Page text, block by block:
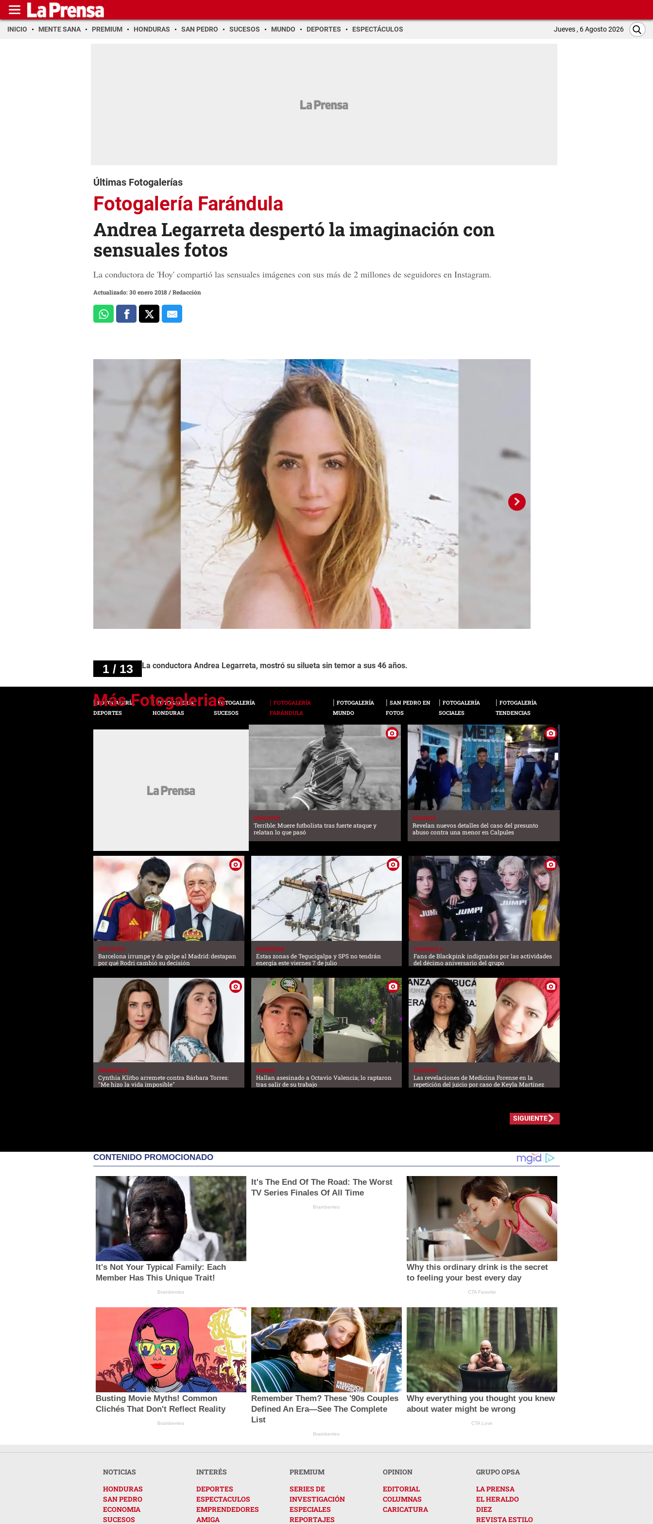
INICIO MENTE SANA PREMIUM HONDURAS SAN PEDRO SUCESOS MUNDO DEPORTES ESPECTÁCULOS Jueves , 6 Agosto 2026
Últimas Fotogalerías
Fotogalería Farándula
Andrea Legarreta despertó la imaginación con
sensuales fotos
La conductora de 'Hoy' compartió las sensuales imágenes con sus más de 2 millones de seguidores en Instagram.
Actualizado: 30 enero 2018/Redacción
1 / 13 La conductora Andrea Legarreta, mostró su silueta sin temor a sus 46 años.
FOTOGALERÍA
DEPORTES
FOTOGALERÍA
HONDURAS
FOTOGALERÍA
SUCESOS
FOTOGALERÍA
FARÁNDULA
FOTOGALERÍA
MUNDO
SAN PEDRO EN
FOTOS
FOTOGALERÍA
SOCIALES
FOTOGALERÍA
TENDENCIAS
DEPORTES
Terrible: Muere futbolista tras fuerte ataque y
relatan lo que pasó
SUCESOS
Revelan nuevos detalles del caso del presunto
abuso contra una menor en Calpules
DEPORTES
Barcelona irrumpe y da golpe al Madrid: destapan
por qué Rodri cambió su decisión
HONDURAS
Estas zonas de Tegucigalpa y SPS no tendrán
energía este viernes 7 de julio
FARANDULA
Fans de Blackpink indignados por las actividades
del décimo aniversario del grupo
FARANDULA
Cynthia Klitbo arremete contra Bárbara Torres:
"Me hizo la vida imposible"
MUNDO
Hallan asesinado a Octavio Valencia; lo raptaron
tras salir de su trabajo
SUCESOS
Las revelaciones de Medicina Forense en la
repetición del juicio por caso de Keyla Martínez
SIGUIENTE
CONTENIDO PROMOCIONADO
It's Not Your Typical Family: Each
Member Has This Unique Trait!
Brainberries
It's The End Of The Road: The Worst
TV Series Finales Of All Time
Brainberries
Why this ordinary drink is the secret
to feeling your best every day
CTA Favorite
Busting Movie Myths! Common
Clichés That Don't Reflect Reality
Brainberries
Remember Them? These '90s Couples
Defined An Era—See The Complete
List
Brainberries
Why everything you thought you knew
about water might be wrong
CTA Love
NOTICIAS
HONDURAS
SAN PEDRO
ECONOMIA
SUCESOS
INTERÉS
DEPORTES
ESPECTACULOS
EMPRENDEDORES
AMIGA
PREMIUM
SERIES DE
INVESTIGACIÓN
ESPECIALES
REPORTAJES
OPINION
EDITORIAL
COLUMNAS
CARICATURA
GRUPO OPSA
LA PRENSA
EL HERALDO
DIEZ
REVISTA ESTILO